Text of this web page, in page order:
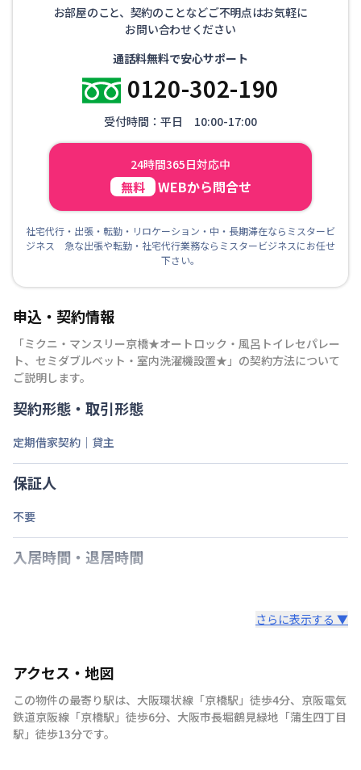
お部屋のこと、契約のことなどご不明点はお気軽に
お問い合わせください
通話料無料で安心サポート
0120-302-190
受付時間：平日 10:00-17:00
24時間365日対応中
無料 WEBから問合せ
社宅代行・出張・転勤・リロケーション・中・長期滞在ならミスタービ
ジネス 急な出張や転勤・社宅代行業務ならミスタービジネスにお任せ
下さい。
申込・契約情報
「ミクニ・マンスリー京橋★オートロック・風呂トイレセパレー
ト、セミダブルベット・室内洗濯機設置★ 」の契約方法について
ご説明します。
契約形態・取引形態
定期借家契約｜貸主
保証人
不要
入居時間・退居時間
さらに表示する ▼
アクセス・地図
この物件の最寄り駅は、 大阪環状線 「京橋駅 」 徒歩4分、 京阪電気
鉄道京阪線 「京橋駅 」 徒歩6分、 大阪市長堀鶴見緑地 「蒲生四丁目
駅 」 徒歩13分です。